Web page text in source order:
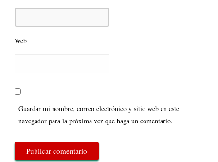
Web
Guardar mi nombre, correo electrónico y sitio web en este
navegador para la próxima vez que haga un comentario.